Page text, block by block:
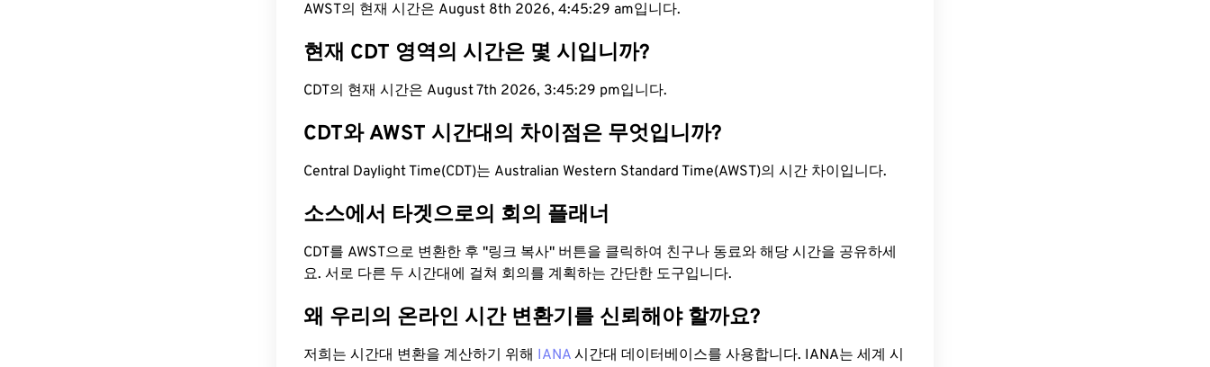
AWST의 현재 시간은 August 8th 2026, 4:45:30 am입니다.
현재 CDT 영역의 시간은 몇 시입니까?
CDT의 현재 시간은 August 7th 2026, 3:45:30 pm입니다.
CDT와 AWST 시간대의 차이점은 무엇입니까?
Central Daylight Time(CDT)는 Australian Western Standard Time(AWST)의 시간 차이입니다.
소스에서 타겟으로의 회의 플래너
CDT를 AWST으로 변환한 후 "링크 복사" 버튼을 클릭하여 친구나 동료와 해당 시간을 공유하세
요. 서로 다른 두 시간대에 걸쳐 회의를 계획하는 간단한 도구입니다.
왜 우리의 온라인 시간 변환기를 신뢰해야 할까요?
저희는 시간대 변환을 계산하기 위해 IANA 시간대 데이터베이스를 사용합니다. IANA는 세계 시